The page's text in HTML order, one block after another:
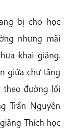
bị cho học
nhưng mãi
khai giảng.
giữa chư tăng
theo đường lối
Trần Nguyên
Thích học